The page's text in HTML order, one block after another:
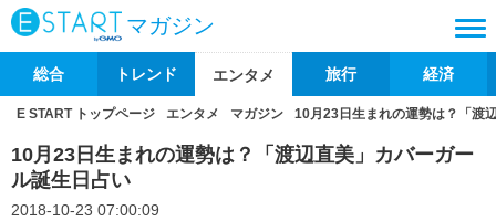
マガジン
総合 トレンド エンタメ 旅行 経済
E START トップページ エンタメ マガジン 10月23日生まれの運勢は？「渡
10月23日生まれの運勢は？「渡辺直美」カバーガー
ル誕生日占い
2018-10-23 07:00:09